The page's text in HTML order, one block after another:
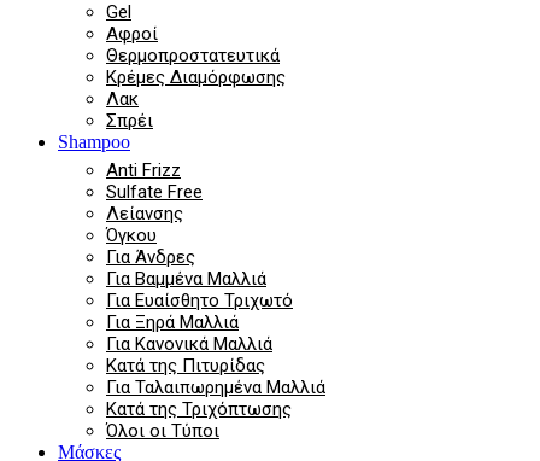
Gel
Αφροί
Θερμοπροστατευτικά
Κρέμες Διαμόρφωσης
Λακ
Σπρέι
Shampoo
Anti Frizz
Sulfate Free
Λείανσης
Όγκου
Για Άνδρες
Για Βαμμένα Μαλλιά
Για Ευαίσθητο Τριχωτό
Για Ξηρά Μαλλιά
Για Κανονικά Μαλλιά
Κατά της Πιτυρίδας
Για Ταλαιπωρημένα Μαλλιά
Κατά της Τριχόπτωσης
Όλοι οι Τύποι
Μάσκες